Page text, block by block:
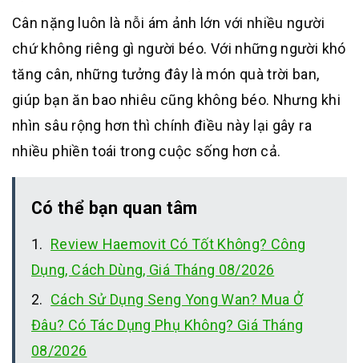
Cân nặng luôn là nỗi ám ảnh lớn với nhiều người
chứ không riêng gì người béo. Với những người khó
tăng cân, những tưởng đây là món quà trời ban,
giúp bạn ăn bao nhiêu cũng không béo. Nhưng khi
nhìn sâu rộng hơn thì chính điều này lại gây ra
nhiều phiền toái trong cuộc sống hơn cả.
Có thể bạn quan tâm
Review Haemovit Có Tốt Không? Công
Dụng, Cách Dùng, Giá Tháng 08/2026
Cách Sử Dụng Seng Yong Wan? Mua Ở
Đâu? Có Tác Dụng Phụ Không? Giá Tháng
08/2026